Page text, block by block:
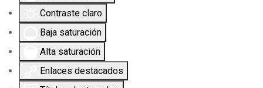
Contraste claro
Baja saturación
Alta saturación
Enlaces destacados